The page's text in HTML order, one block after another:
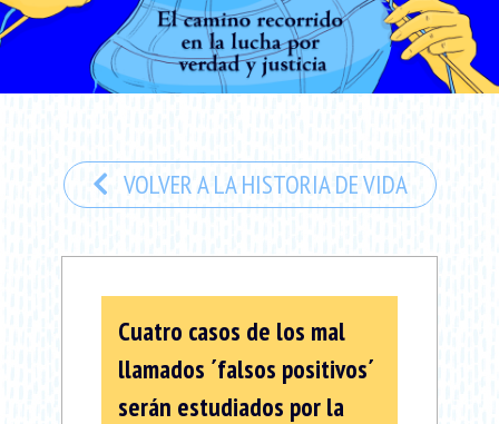
VOLVER A LA HISTORIA DE VIDA
Cuatro casos de los mal
llamados ´falsos positivos´
serán estudiados por la